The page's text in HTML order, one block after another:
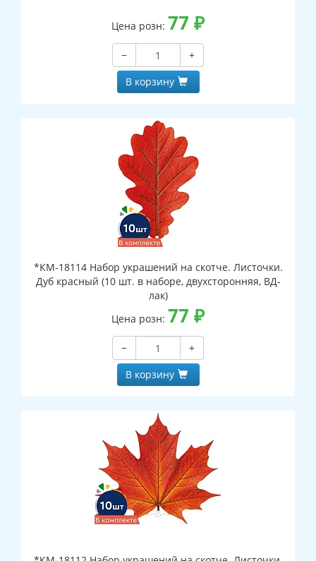
Цена розн: 77 ₽
−
+
В корзину
*КМ-18114 Набор украшений на скотче. Листочки.
Дуб красный (10 шт. в наборе, двухсторонняя, ВД-
лак)
Цена розн: 77 ₽
−
+
В корзину